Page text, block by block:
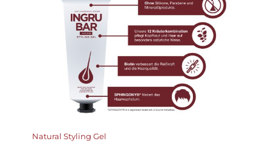
Natural Styling Gel